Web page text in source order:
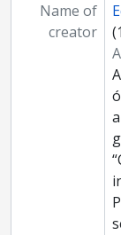
Name of
creator